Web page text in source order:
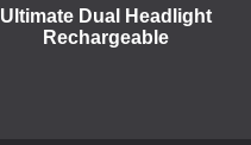
Ultimate Dual Headlight
Rechargeable